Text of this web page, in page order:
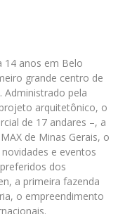
14 anos em Belo
grande centro de
Administrado pela
arquitetônico, o
de 17 andares –, a
de Minas Gerais, o
e eventos
dos
a primeira fazenda
o empreendimento